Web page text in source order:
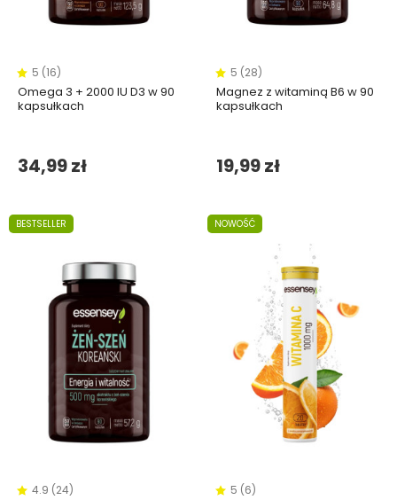
5 (16)
Omega 3 + 2000 IU D3 w 90
kapsułkach
34,99 zł
5 (28)
Magnez z witaminą B6 w 90
kapsułkach
19,99 zł
BESTSELLER
4.9 (24)
NOWOŚĆ
5 (6)